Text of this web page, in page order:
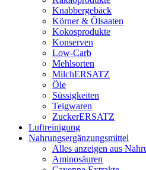
Knabbergebäck
Körner & Ölsaaten
Kokosprodukte
Konserven
Low-Carb
Mehlsorten
MilchERSATZ
Öle
Süssigkeiten
Teigwaren
ZuckerERSATZ
Luftreinigung
Nahrungsergänzungsmittel
Alles anzeigen aus
Aminosäuren